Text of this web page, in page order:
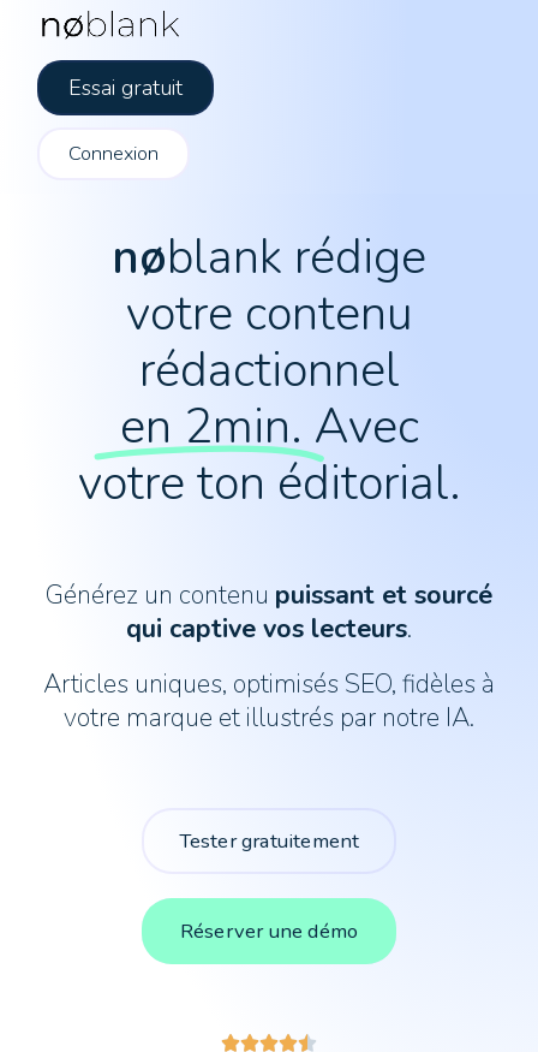
Essai gratuit
Connexion
nøblank rédige
votre contenu
rédactionnel
en 2min. Avec
votre ton éditorial.
Générez un contenu puissant et sourcé
qui captive vos lecteurs.
Articles uniques, optimisés SEO, fidèles à
votre marque et illustrés par notre IA.
Tester gratuitement
Réserver une démo